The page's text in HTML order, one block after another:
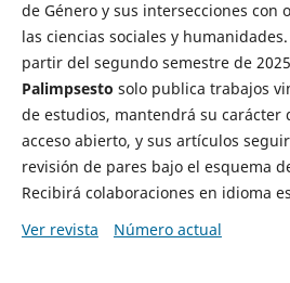
de Género y sus intersecciones con
las ciencias sociales y
partir del segundo semestre de
Palimpsesto solo publica trabajos
de estudios, mantendrá su carácter
acceso abierto, y sus artículos
revisión de pares bajo el esquema
Recibirá colaboraciones en idioma
Ver revista
Número actual